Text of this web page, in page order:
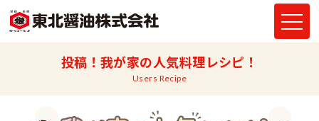
投稿！我が家の人気料理レシピ！
Users Recipe